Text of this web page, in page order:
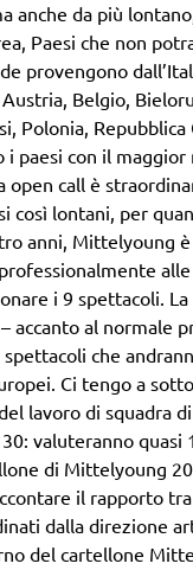
anche da più
Paesi che non
provengono
Belgio,
Polonia,
i paesi con il
open call è
così lontani, per
anni, Mittelyoung
i 9 spettacoli.
accanto al normale
che
Ci tengo a
lavoro di squadra
30: valuteranno
di Mittelyoung
il rapporto
dalla direzione
del cartellone